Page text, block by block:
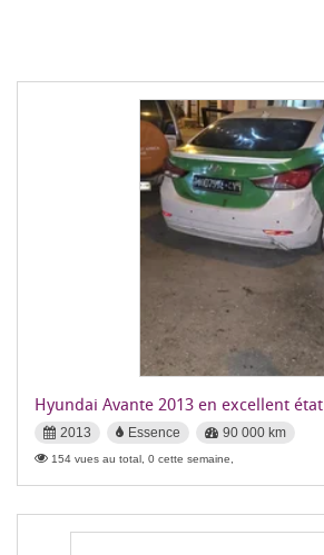
Hyundai Avante 2013 en excellent état
2013 Essence 90 000 km
154 vues au total, 0 cette semaine,